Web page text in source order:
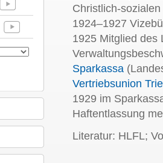
Christlich-
1924–1927
1925 Mitglied des
Sparkassa
Vertriebsunion
1929 im
Haftentlassung
Literatur: HLFL;